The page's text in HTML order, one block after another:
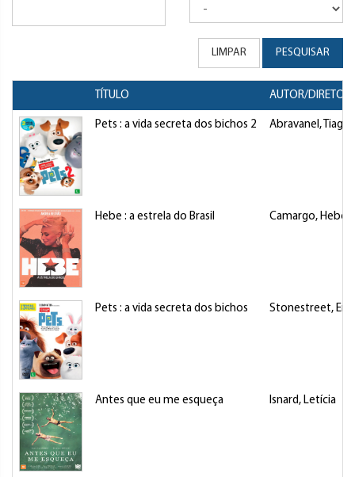
LIMPAR PESQUISAR
TÍTULO AUTOR/DIRETOR
Pets : a vida secreta dos bichos 2 Abravanel, Tiago
Hebe : a estrela do Brasil Camargo, Hebe
Pets : a vida secreta dos bichos Stonestreet, Eric
Antes que eu me esqueça Isnard, Letícia